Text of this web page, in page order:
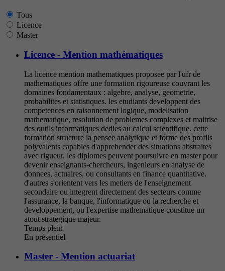
Tous
Licence
Master
Licence - Mention mathématiques
La licence mention mathematiques proposee par l'ufr de
mathematiques offre une formation rigoureuse couvrant les
domaines fondamentaux : algebre, analyse, geometrie,
probabilites et statistiques. les etudiants developpent des
competences en raisonnement logique, modelisation
mathematique, resolution de problemes complexes et maitrise
des outils informatiques dedies au calcul scientifique. cette
formation structure la pensee analytique et forme des profils
polyvalents capables d'apprehender des situations abstraites
avec rigueur. les diplomes peuvent poursuivre en master pour
devenir enseignants-chercheurs, ingenieurs en analyse de
donnees, actuaires, ou consultants en finance quantitative.
d'autres s'orientent vers les metiers de l'enseignement
secondaire ou integrent directement des secteurs comme
l'assurance, la banque, l'informatique ou la recherche et
developpement, ou l'expertise mathematique constitue un
atout strategique majeur.
Temps plein
En présentiel
Master - Mention actuariat